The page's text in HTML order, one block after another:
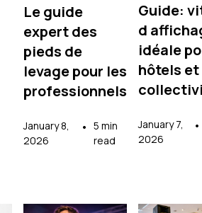
Le guide
expert des
pieds de
levage pour les
professionnels
January 8,
2026
• 5 min
read
Guide:
d
idéale
hôtels et
January 7,
2026
•